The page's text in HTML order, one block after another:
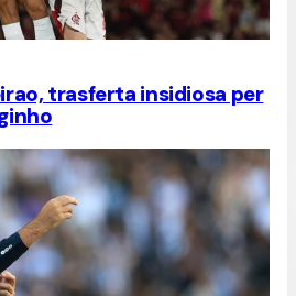
trasferta insidiosa per